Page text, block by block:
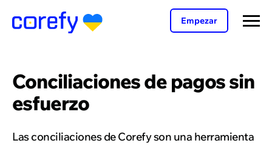
Empezar
Conciliaciones de pagos sin
esfuerzo
Las conciliaciones de Corefy son una herramienta